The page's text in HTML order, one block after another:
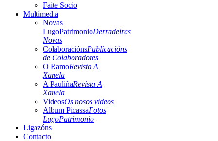
Faite Socio
Multimedia
Novas
LugoPatrimonioDerradeiras
Novas
ColaboraciónsPublicacións
de Colaboradores
O RamoRevista A
Xanela
A PauliñaRevista A
Xanela
VideosOs nosos videos
Album PicassaFotos
LugoPatrimonio
Ligazóns
Contacto